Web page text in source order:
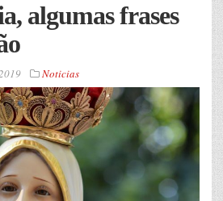
algumas frases
Noticias